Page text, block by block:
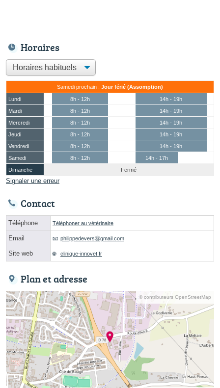
Horaires
Samedi prochain : Jour férié (Assomption)
Lundi 8h - 12h
14h - 19h
Mardi
8h - 12h
14h - 19h
Mercredi
8h - 12h
14h - 19h
Jeudi
8h - 12h
14h - 19h
Vendredi
8h - 12h
14h - 19h
Samedi
8h - 12h
14h - 17h
Dimanche
Fermé
Signaler une erreur
Contact
Téléphone Téléphoner au vétérinaire
Email philippedeversⓐgmail.com
Site web clinique-innovet.fr
Plan et adresse
© contributeurs OpenStreetMap